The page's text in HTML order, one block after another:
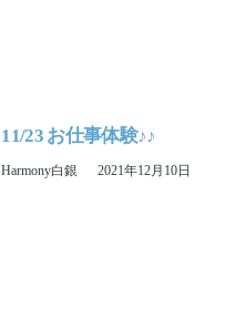
11/23 お仕事体験♪♪
Harmony白銀 2021年12月10日